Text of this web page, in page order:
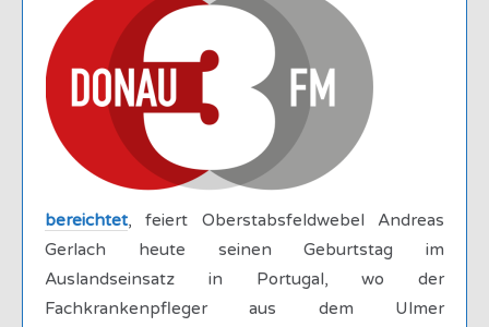
bereichtet, feiert Oberstabsfeldwebel Andreas
Gerlach heute seinen Geburtstag im
Auslandseinsatz in Portugal, wo der
Fachkrankenpfleger aus dem Ulmer